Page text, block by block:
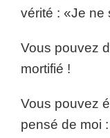
vérité : «Je ne
Vous pouvez
mortifié !
Vous pouvez
pensé de moi